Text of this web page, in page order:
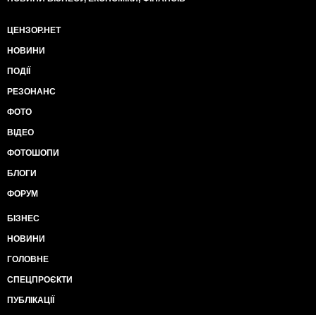
ЦЕНЗОР.НЕТ
НОВИНИ
ПОДІЇ
РЕЗОНАНС
ФОТО
ВІДЕО
ФОТОШОПИ
БЛОГИ
ФОРУМ
БІЗНЕС
НОВИНИ
ГОЛОВНЕ
СПЕЦПРОЄКТИ
ПУБЛІКАЦІЇ